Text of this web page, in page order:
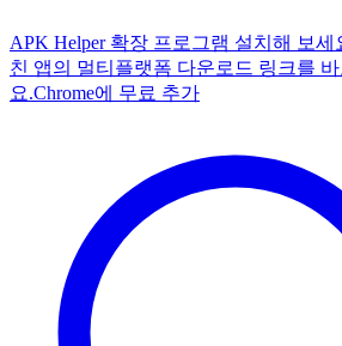
APK Helper 확장 프로그램 설치해 보
친 앱의 멀티플랫폼 다운로드 링크를
요.Chrome에 무료 추가